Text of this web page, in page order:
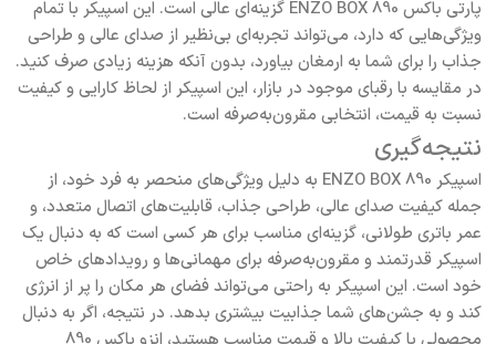
پارتی باکس ENZO BOX 890 گزینه‌ای عالی است. این اسپیکر با تمام
ویژگی‌هایی که دارد، می‌تواند تجربه‌ای بی‌نظیر از صدای عالی و طراحی
جذاب را برای شما به ارمغان بیاورد، بدون آنکه هزینه زیادی صرف کنید.
در مقایسه با رقبای موجود در بازار، این اسپیکر از لحاظ کارایی و کیفیت
نسبت به قیمت، انتخابی مقرون‌به‌صرفه است.
نتیجه‌گیری
اسپیکر ENZO BOX 890 به دلیل ویژگی‌های منحصر به فرد خود، از
جمله کیفیت صدای عالی، طراحی جذاب، قابلیت‌های اتصال متعدد، و
عمر باتری طولانی، گزینه‌ای مناسب برای هر کسی است که به دنبال یک
اسپیکر قدرتمند و مقرون‌به‌صرفه برای مهمانی‌ها و رویدادهای خاص
خود است. این اسپیکر به راحتی می‌تواند فضای هر مکان را پر از انرژی
کند و به جشن‌های شما جذابیت بیشتری بدهد. در نتیجه، اگر به دنبال